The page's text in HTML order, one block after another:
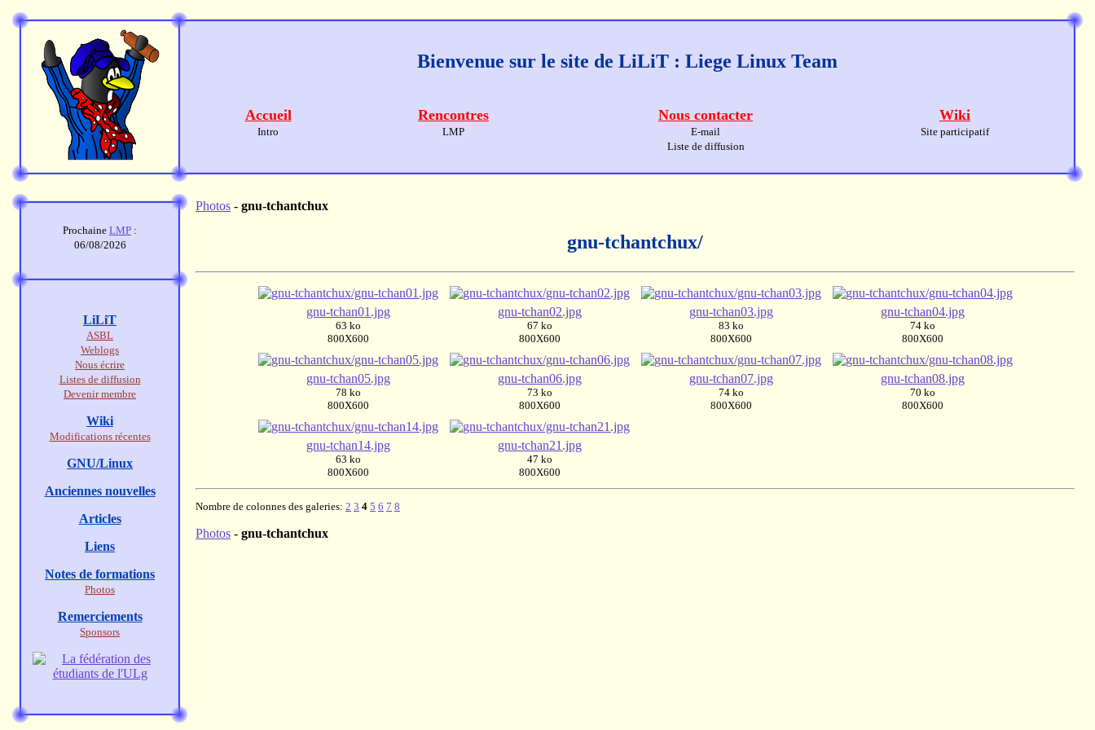
Bienvenue sur le site de LiLiT : Liege Linux Team
Accueil
Intro
Rencontres
LMP
Nous contacter
E-mail
Liste de diffusion
Wiki
Site participatif
Photos - gnu-tchantchux
gnu-tchantchux/
gnu-tchan01.jpg
63 ko
800X600
gnu-tchan02.jpg
67 ko
800X600
gnu-tchan03.jpg
83 ko
800X600
gnu-tchan04.jpg
74 ko
800X600
gnu-tchan05.jpg
78 ko
800X600
gnu-tchan06.jpg
73 ko
800X600
gnu-tchan07.jpg
74 ko
800X600
gnu-tchan08.jpg
70 ko
800X600
gnu-tchan14.jpg
63 ko
800X600
gnu-tchan21.jpg
47 ko
800X600
Nombre de colonnes des galeries: 2 3 4 5 6 7 8
Photos - gnu-tchantchux
Prochaine LMP :
06/08/2026
LiLiT
ASBL
Weblogs
Nous écrire
Listes de diffusion
Devenir membre
Wiki
Modifications récentes
GNU/Linux
Anciennes nouvelles
Articles
Liens
Notes de formations
Photos
Remerciements
Sponsors